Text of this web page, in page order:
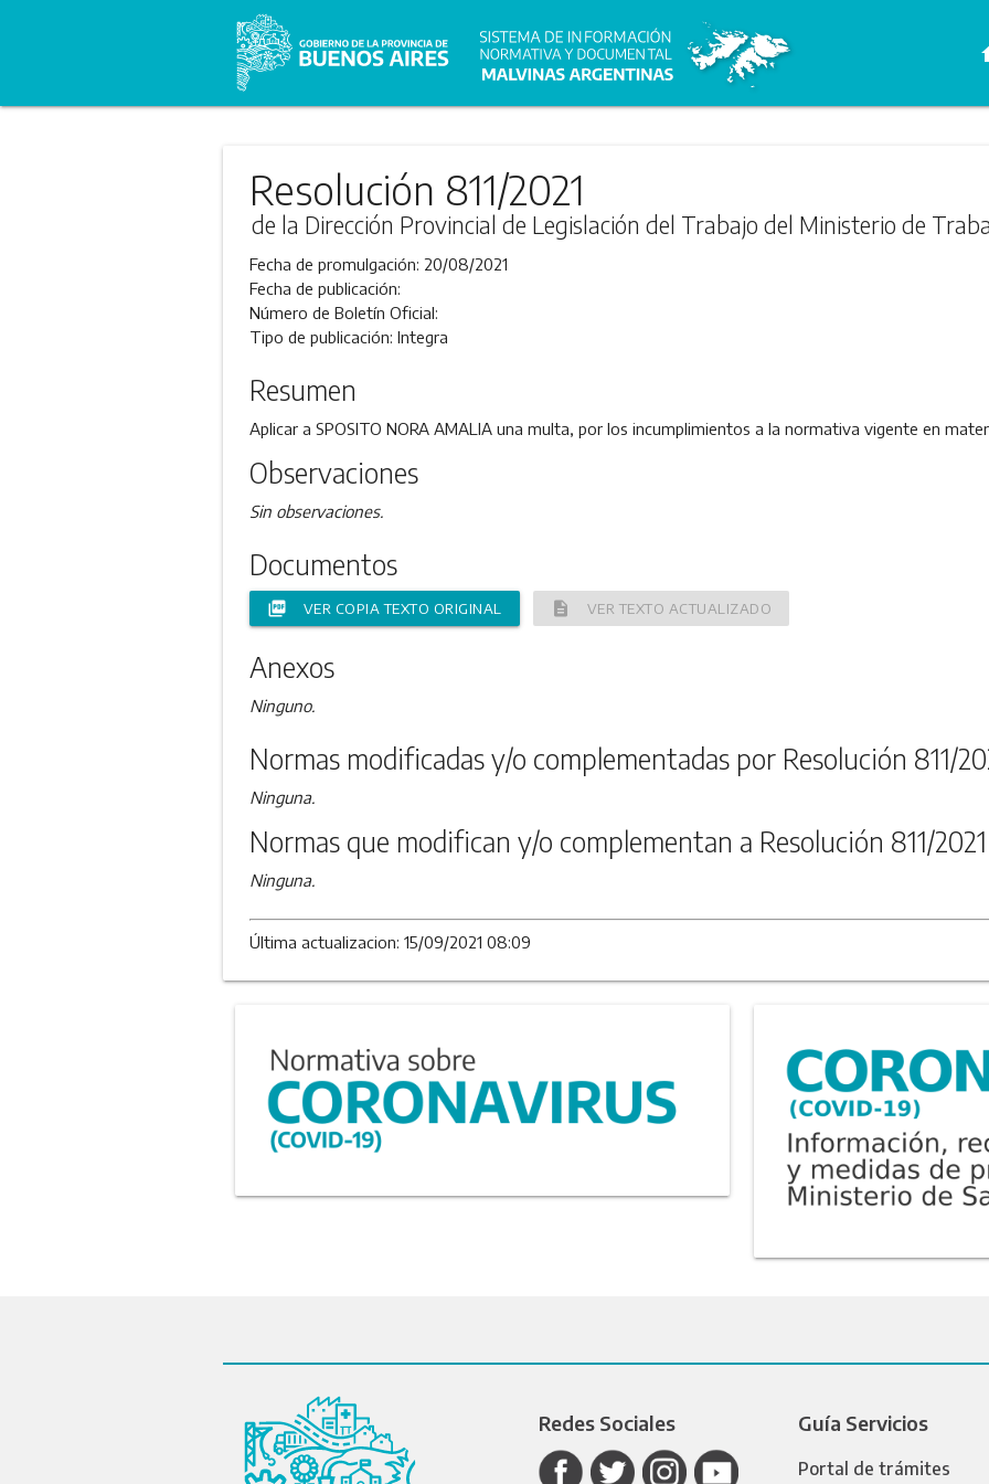
Resolución 811/2021
de la Dirección Provincial de Legislación del Trabajo del Ministerio de
Fecha de promulgación: 20/08/2021
Fecha de publicación:
Número de Boletín Oficial:
Tipo de publicación: Integra
Resumen
Aplicar a SPOSITO NORA AMALIA una multa, por los incumplimientos a la normativa vigente en
Observaciones
Sin observaciones.
Documentos
picture_as_pdf VER COPIA TEXTO ORIGINAL description VER TEXTO ACTUALIZADO
Anexos
Ninguno.
Normas modificadas y/o complementadas por Resolución 811/
Ninguna.
Normas que modifican y/o complementan a Resolución 811/2021
Ninguna.
Última actualizacion: 15/09/2021 08:09
Redes Sociales Guía Servicios
Portal de trámites